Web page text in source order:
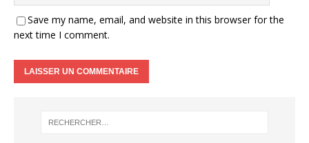
Save my name, email, and website in this browser for the
next time I comment.